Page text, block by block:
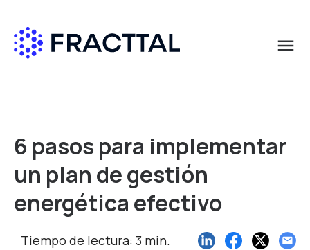
menu
6 pasos para implementar
un plan de gestión
energética efectivo
Tiempo de lectura: 3 min.